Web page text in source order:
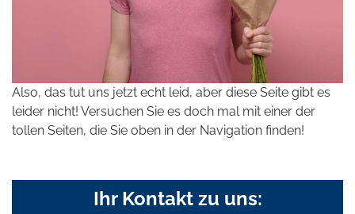
Also, das tut uns jetzt echt leid, aber diese Seite gibt es
leider nicht! Versuchen Sie es doch mal mit einer der
tollen Seiten, die Sie oben in der Navigation finden!
Ihr Kontakt zu uns: